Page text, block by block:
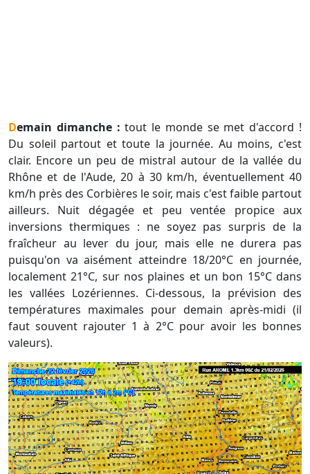
Demain dimanche : tout le monde se met d'accord !
Du soleil partout et toute la journée. Au moins, c'est
clair. Encore un peu de mistral autour de la vallée du
Rhône et de l'Aude, 20 à 30 km/h, éventuellement 40
km/h près des Corbières le soir, mais c'est faible partout
ailleurs. Nuit dégagée et peu ventée propice aux
inversions thermiques : ne soyez pas surpris de la
fraîcheur au lever du jour, mais elle ne durera pas
puisqu'on va aisément atteindre 18/20°C en journée,
localement 21°C, sur nos plaines et un bon 15°C dans
les vallées Lozériennes. Ci-dessous, la prévision des
températures maximales pour demain après-midi (il
faut souvent rajouter 1 à 2°C pour avoir les bonnes
valeurs).